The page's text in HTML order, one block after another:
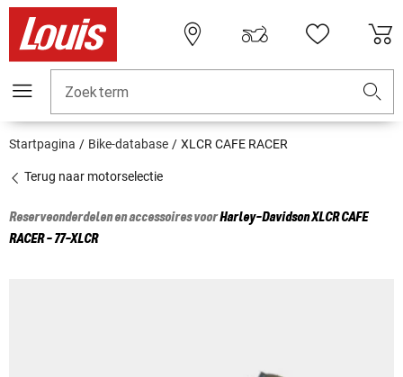
Zoekterm
Startpagina Bike-database XLCR CAFE RACER
Terug naar motorselectie
Reserveonderdelen en accessoires voorHarley-DavidsonXLCR CAFE
RACER - 77-XLCR